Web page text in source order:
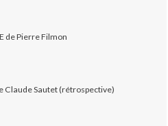
de Pierre Filmon
Claude Sautet (rétrospective)